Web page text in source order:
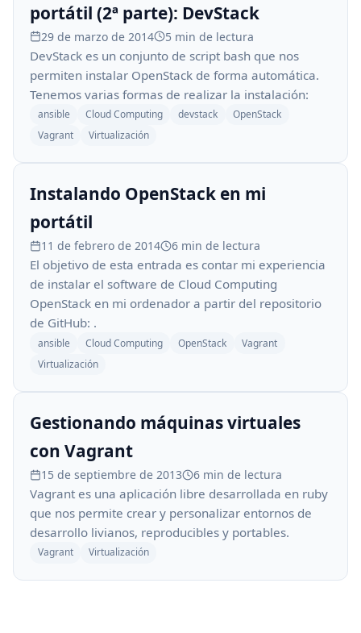
portátil (2ª parte): DevStack
29 de marzo de 2014 5 min de lectura
DevStack es un conjunto de script bash que nos
permiten instalar OpenStack de forma automática.
Tenemos varias formas de realizar la instalación:
ansible Cloud Computing devstack
OpenStack
Vagrant
Virtualización
Instalando OpenStack en mi
portátil
11 de febrero de 2014 6 min de lectura
El objetivo de esta entrada es contar mi experiencia
de instalar el software de Cloud Computing
OpenStack en mi ordenador a partir del repositorio
de GitHub: .
ansible Cloud Computing OpenStack
Vagrant
Virtualización
Gestionando máquinas virtuales
con Vagrant
15 de septiembre de 2013 6 min de lectura
Vagrant es una aplicación libre desarrollada en ruby
que nos permite crear y personalizar entornos de
desarrollo livianos, reproducibles y portables.
Vagrant Virtualización